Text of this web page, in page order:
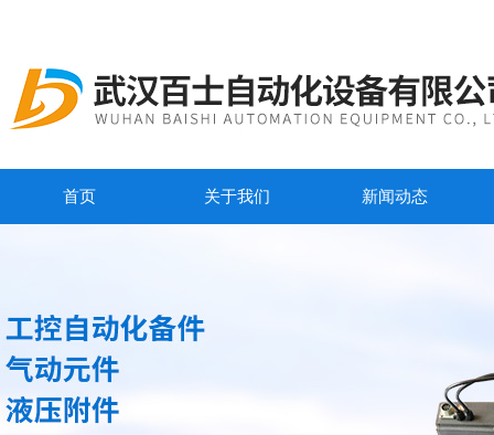
首页 关于我们 新闻动态